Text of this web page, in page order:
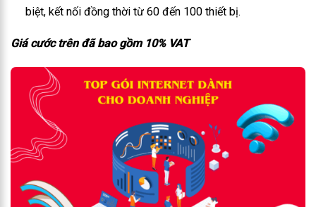
biệt, kết nối đồng thời từ 60 đến 100 thiết bị.
Giá cước trên đã bao gồm 10% VAT